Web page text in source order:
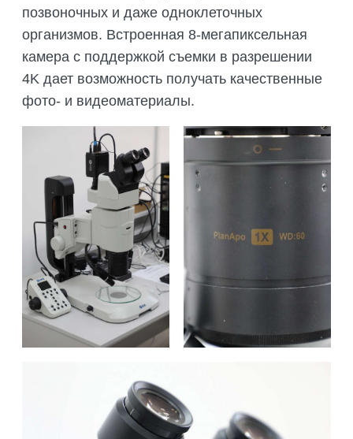
позвоночных и даже одноклеточных
организмов. Встроенная 8-мегапиксельная
камера с поддержкой съемки в разрешении
4K дает возможность получать качественные
фото- и видеоматериалы.